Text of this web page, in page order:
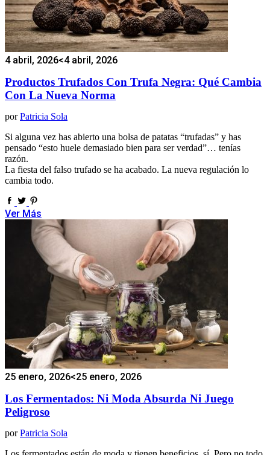
4 abril, 2026<4 abril, 2026
Productos Trufados Con Trufa Negra: Qué Cambia
Con La Nueva Norma
por Patricia Sola
Si alguna vez has abierto una bolsa de patatas “trufadas” y has
pensado “esto huele demasiado bien para ser verdad”… tenías
razón.
La fiesta del falso trufado se ha acabado. La nueva regulación lo
cambia todo.
Ver Más
25 enero, 2026<25 enero, 2026
Los Fermentados: Ni Moda Absurda Ni Juego
Peligroso
por Patricia Sola